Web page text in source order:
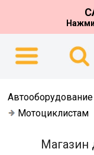
Мотоциклистам
Магазин